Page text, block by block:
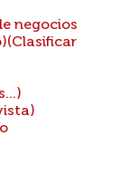
negocios